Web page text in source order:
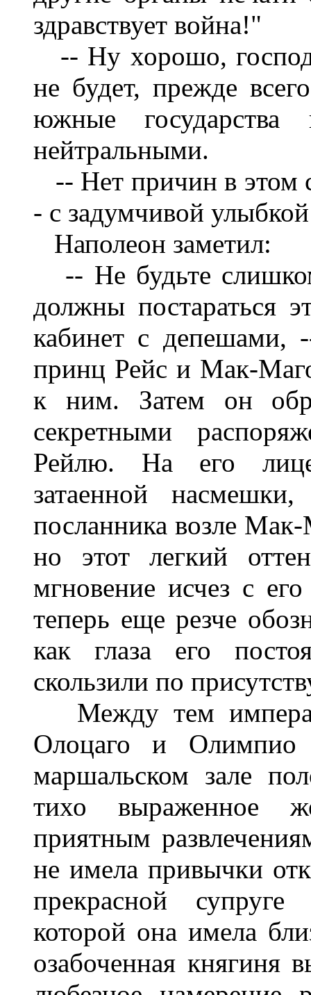
здравствует война!"
-- Ну хорошо,
не будет, прежде
южные
нейтральными.
-- Нет причин в этом
- с задумчивой
Наполеон заметил:
-- Не будьте
должны постараться
кабинет с депешами,
принц Рейс и Мак-
к ним. Затем он
секретными
Рейлю. На его
затаенной
посланника возле
но этот легкий
мгновение исчез с
теперь еще резче
как глаза его
скользили по
Между тем
Олоцаго и Олимпио
маршальском зале
тихо выраженное
приятным
не имела привычки
прекрасной супруге
которой она имела
озабоченная княгиня